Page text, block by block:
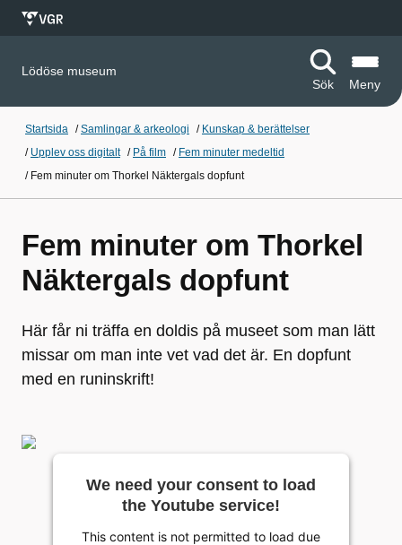
Lödöse museum
Sök
Meny
Startsida /Samlingar & arkeologi / Kunskap & berättelser
/ Upplev oss digitalt / På film / Fem minuter medeltid
/ Fem minuter om Thorkel Näktergals dopfunt
Fem minuter om Thorkel
Näktergals dopfunt
Här får ni träffa en doldis på museet som man lätt
missar om man inte vet vad det är. En dopfunt
med en runinskrift!
We need your consent to load
the Youtube service!
This content is not permitted to load due